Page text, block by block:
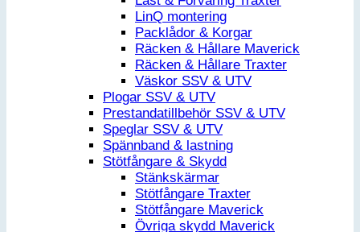
LinQ montering
Packlådor & Korgar
Räcken & Hållare Maverick
Räcken & Hållare Traxter
Väskor SSV & UTV
Plogar SSV & UTV
Prestandatillbehör SSV & UTV
Speglar SSV & UTV
Spännband & lastning
Stötfångare & Skydd
Stänkskärmar
Stötfångare Traxter
Stötfångare Maverick
Övriga skydd Maverick